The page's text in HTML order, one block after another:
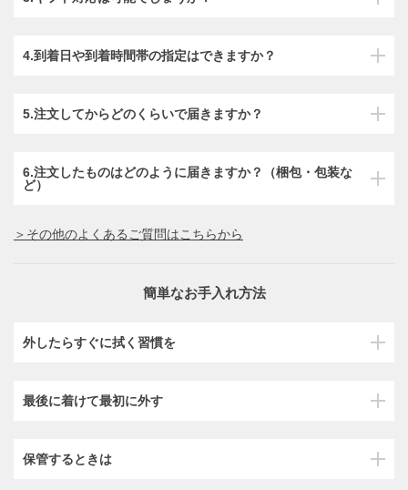
4.到着日や到着時間帯の指定はできますか？
5.注文してからどのくらいで届きますか？
6.注文したものはどのように届きますか？（梱包・包装な
ど）
＞その他のよくあるご質問はこちらから
簡単なお手入れ方法
外したらすぐに拭く習慣を
最後に着けて最初に外す
保管するときは